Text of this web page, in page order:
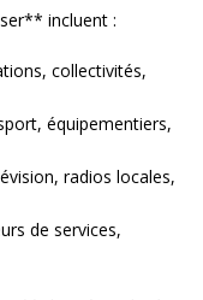
incluent :
collectivités,
équipementiers,
radios locales,
de services,